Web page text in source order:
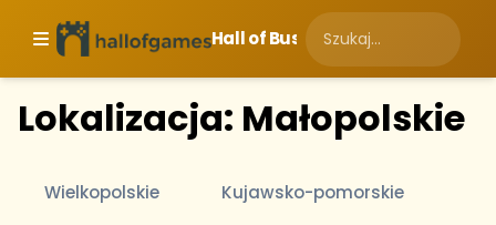
Hall of Business
Lokalizacja: Małopolskie
Wielkopolskie Kujawsko-pomorskie